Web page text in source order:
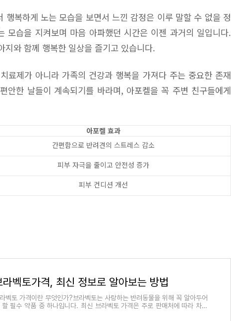
행복하게 노는 모습을 보면서 느낀 감정은 이루 말할 수 없을 정
모습을 지켜보며 마음 아파했던 시간은 이젠 과거의 일입니다.
지와 함께 행복한 일상을 즐기고 있습니다.
료제가 아니라 가족의 건강과 행복을 가져다 주는 중요한 존재
안한 날들이 계속되기를 바라며, 아포켈을 꼭 주변 친구들에게
아포켈 효과
간편함으로 반려견의 스트레스 감소
피부 자극을 줄이고 안전성 증가
피부 컨디션 개선
라벡토가격, 최신 정보로 알아보는 방법
벡토 가격이란 무엇인가?브라벡토는 사랑하는 반려동물을 위해 꼭 알아두어
할 필수 약품 중 하나입니다. 최신 브라벡토 가격은 주로 판매처에 따라 차이